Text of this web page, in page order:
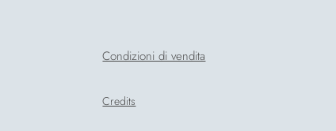
Condizioni di vendita
Credits